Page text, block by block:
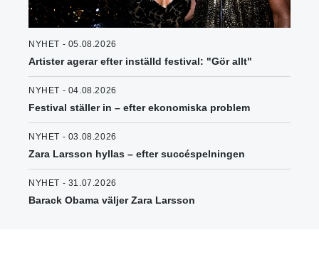
NYHET - 05.08.2026
Artister agerar efter inställd festival: "Gör allt"
NYHET - 04.08.2026
Festival ställer in – efter ekonomiska problem
NYHET - 03.08.2026
Zara Larsson hyllas – efter succéspelningen
NYHET - 31.07.2026
Barack Obama väljer Zara Larsson